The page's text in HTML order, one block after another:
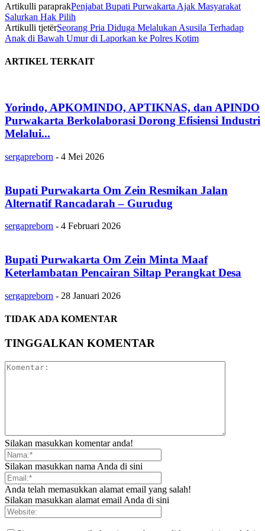
Artikulli paraprakPenjabat Bupati Purwakarta Ajak Masyarakat
Salurkan Hak Pilih
Artikulli tjetërSeorang Pria Diduga Melalukan Asusila Terhadap
Anak di Bawah Umur di Laporkan ke Polres Kotim
ARTIKEL TERKAIT
Yorindo, APKOMINDO, APTIKNAS, dan APINDO
Purwakarta Berkolaborasi Dorong Efisiensi Industri
Melalui...
sergapreborn - 4 Mei 2026
Bupati Purwakarta Om Zein Resmikan Jalan
Alternatif Rancadarah – Gurudug
sergapreborn - 4 Februari 2026
Bupati Purwakarta Om Zein Minta Maaf
Keterlambatan Pencairan Siltap Perangkat Desa
sergapreborn - 28 Januari 2026
TIDAK ADA KOMENTAR
TINGGALKAN KOMENTAR
Silakan masukkan komentar anda!
Silakan masukkan nama Anda di sini
Anda telah memasukkan alamat email yang salah!
Silakan masukkan alamat email Anda di sini